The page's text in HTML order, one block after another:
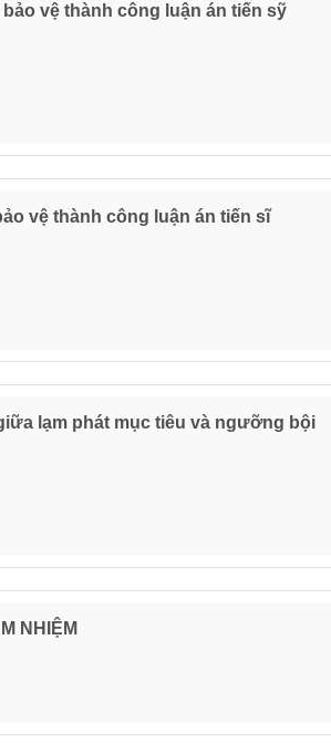
bảo vệ thành công luận án tiến sỹ
vệ thành công luận án tiến sĩ
lạm phát mục tiêu và ngưỡng bội
NHIỆM